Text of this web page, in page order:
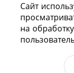
Сайт
на